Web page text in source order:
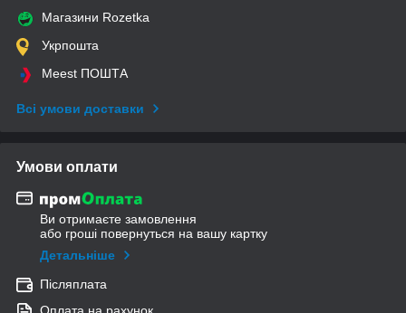
Магазини Rozetka
Укрпошта
Meest ПОШТА
Всі умови доставки
Умови оплати
Ви отримаєте замовлення
або гроші повернуться на вашу картку
Детальніше
Післяплата